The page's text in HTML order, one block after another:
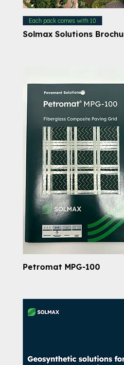
Each pack comes with 10
Solmax Solutions
Petromat MPG-100